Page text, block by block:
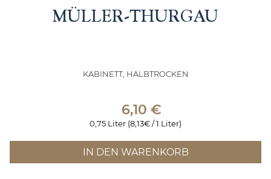
MÜLLER-THURGAU
KABINETT, HALBTROCKEN
6,10 €
0,75 Liter (8,13€ / 1 Liter)
IN DEN WARENKORB